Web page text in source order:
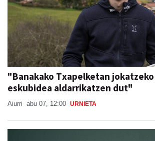
"Banakako Txapelketan
eskubidea aldarrikatzen dut"
Aiurri abu 07, 12:00 URNIETA